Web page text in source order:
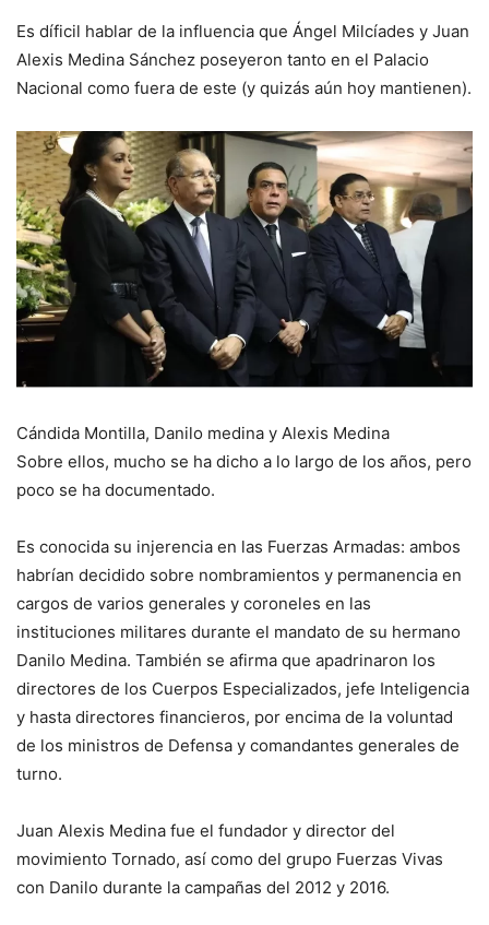
Es díficil hablar de la influencia que Ángel Milcíades y Juan
Alexis Medina Sánchez poseyeron tanto en el Palacio
Nacional como fuera de este (y quizás aún hoy mantienen).
Cándida Montilla, Danilo medina y Alexis Medina
Sobre ellos, mucho se ha dicho a lo largo de los años, pero
poco se ha documentado.
Es conocida su injerencia en las Fuerzas Armadas: ambos
habrían decidido sobre nombramientos y permanencia en
cargos de varios generales y coroneles en las
instituciones militares durante el mandato de su hermano
Danilo Medina. También se afirma que apadrinaron los
directores de los Cuerpos Especializados, jefe Inteligencia
y hasta directores financieros, por encima de la voluntad
de los ministros de Defensa y comandantes generales de
turno.
Juan Alexis Medina fue el fundador y director del
movimiento Tornado, así como del grupo Fuerzas Vivas
con Danilo durante la campañas del 2012 y 2016.